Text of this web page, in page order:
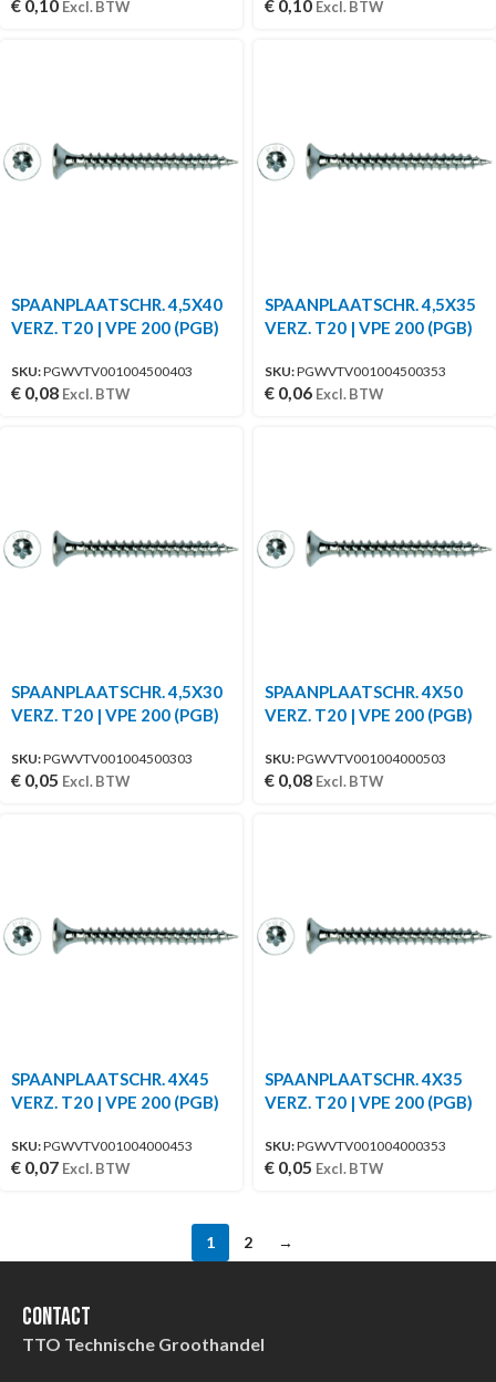
€ 0,10 Excl. BTW € 0,10 Excl. BTW
SPAANPLAATSCHR. 4,5X40
VERZ. T20 | VPE 200 (PGB)
SKU:PGWVTV001004500403
€ 0,08 Excl. BTW
SPAANPLAATSCHR. 4,5X35
VERZ. T20 | VPE 200 (PGB)
SKU:PGWVTV001004500353
€ 0,06 Excl. BTW
SPAANPLAATSCHR. 4,5X30
VERZ. T20 | VPE 200 (PGB)
SKU:PGWVTV001004500303
€ 0,05 Excl. BTW
SPAANPLAATSCHR. 4X50
VERZ. T20 | VPE 200 (PGB)
SKU:PGWVTV001004000503
€ 0,08 Excl. BTW
SPAANPLAATSCHR. 4X45
VERZ. T20 | VPE 200 (PGB)
SKU:PGWVTV001004000453
€ 0,07 Excl. BTW
SPAANPLAATSCHR. 4X35
VERZ. T20 | VPE 200 (PGB)
SKU:PGWVTV001004000353
€ 0,05 Excl. BTW
1 2 →
Contact
TTO Technische Groothandel